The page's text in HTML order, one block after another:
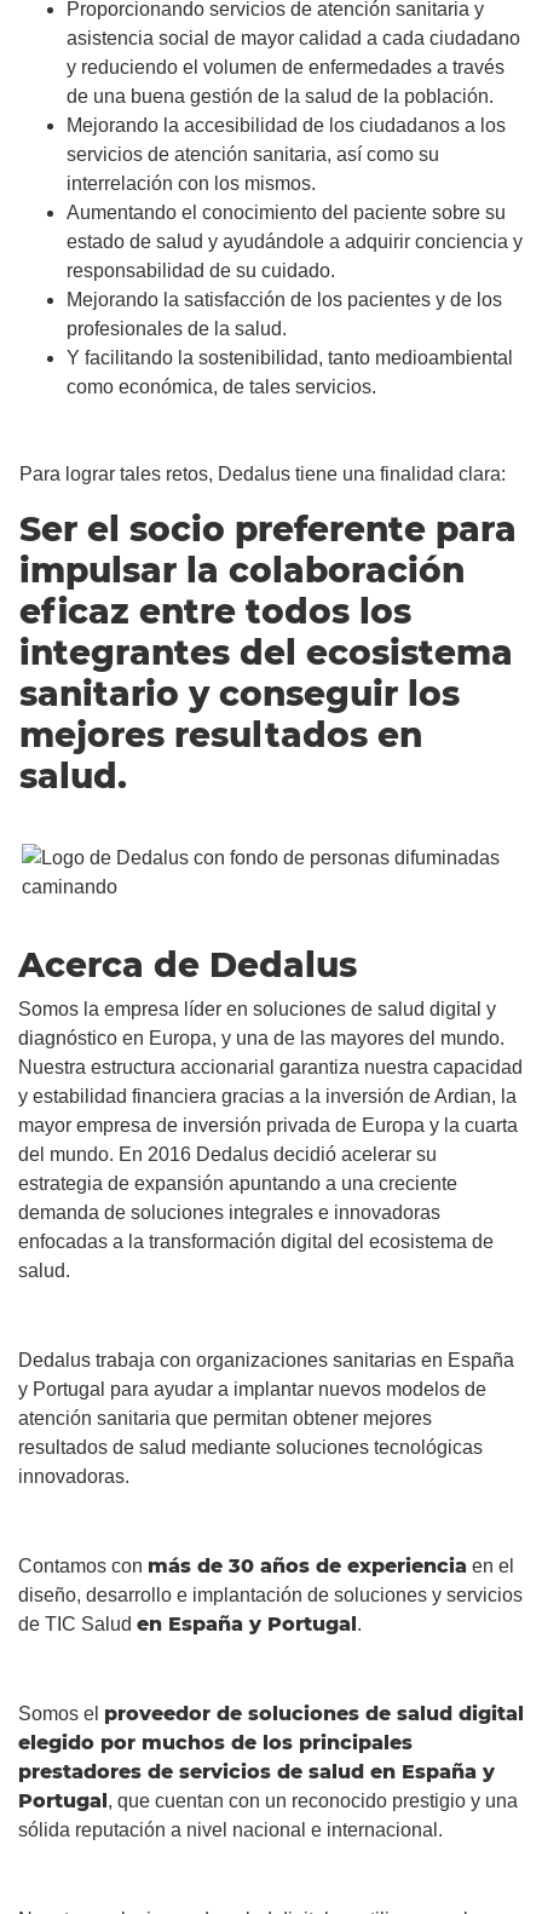
Proporcionando servicios de atención sanitaria y
asistencia social de mayor calidad a cada ciudadano
y reduciendo el volumen de enfermedades a través
de una buena gestión de la salud de la población.
Mejorando la accesibilidad de los ciudadanos a los
servicios de atención sanitaria, así como su
interrelación con los mismos.
Aumentando el conocimiento del paciente sobre su
estado de salud y ayudándole a adquirir conciencia y
responsabilidad de su cuidado.
Mejorando la satisfacción de los pacientes y de los
profesionales de la salud.
Y facilitando la sostenibilidad, tanto medioambiental
como económica, de tales servicios.
Para lograr tales retos, Dedalus tiene una finalidad clara:
Ser el socio preferente para
impulsar la colaboración
eficaz entre todos los
integrantes del ecosistema
sanitario y conseguir los
mejores resultados en
salud.
Acerca de Dedalus
Somos la empresa líder en soluciones de salud digital y
diagnóstico en Europa, y una de las mayores del mundo.
Nuestra estructura accionarial garantiza nuestra capacidad
y estabilidad financiera gracias a la inversión de Ardian, la
mayor empresa de inversión privada de Europa y la cuarta
del mundo. En 2016 Dedalus decidió acelerar su
estrategia de expansión apuntando a una creciente
demanda de soluciones integrales e innovadoras
enfocadas a la transformación digital del ecosistema de
salud.
Dedalus trabaja con organizaciones sanitarias en España
y Portugal para ayudar a implantar nuevos modelos de
atención sanitaria que permitan obtener mejores
resultados de salud mediante soluciones tecnológicas
innovadoras.
Contamos con más de 30 años de experiencia en el
diseño, desarrollo e implantación de soluciones y servicios
de TIC Salud en España y Portugal.
Somos el proveedor de soluciones de salud digital
elegido por muchos de los principales
prestadores de servicios de salud en España y
Portugal, que cuentan con un reconocido prestigio y una
sólida reputación a nivel nacional e internacional.